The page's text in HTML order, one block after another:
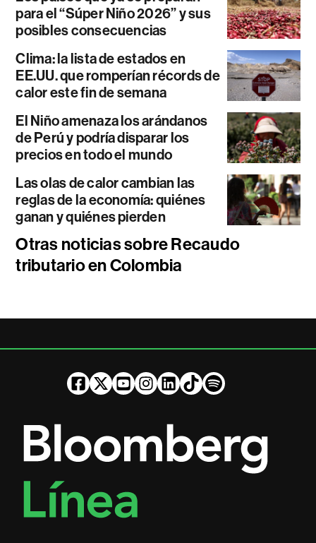
para el “Súper Niño 2026” y sus
posibles consecuencias
Clima: la lista de estados en
EE.UU. que romperían récords de
calor este fin de semana
El Niño amenaza los arándanos
de Perú y podría disparar los
precios en todo el mundo
Las olas de calor cambian las
reglas de la economía: quiénes
ganan y quiénes pierden
Otras noticias sobre Recaudo
tributario en Colombia